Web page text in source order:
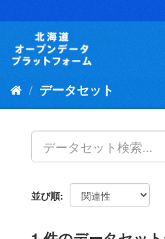
キ
データセット
並び順